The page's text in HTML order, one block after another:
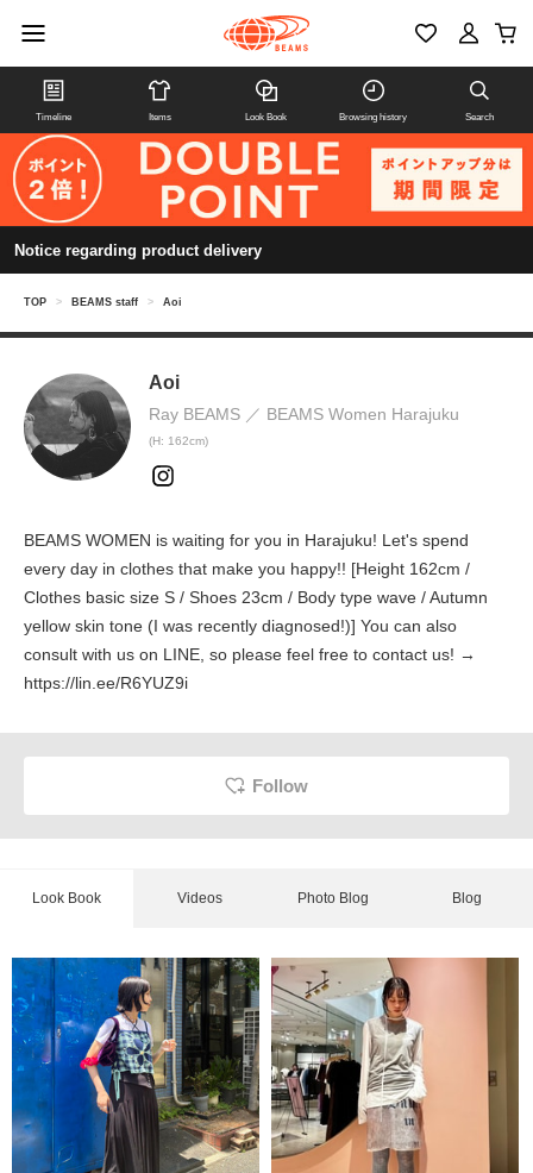
Timeline Items Look Book Browsing history Search
Notice regarding product delivery
TOP > BEAMS staff > Aoi
Aoi
Ray BEAMS BEAMS Women Harajuku
(H: 162cm)
BEAMS WOMEN is waiting for you in Harajuku! Let's spend
every day in clothes that make you happy!! [Height 162cm /
Clothes basic size S / Shoes 23cm / Body type wave / Autumn
yellow skin tone (I was recently diagnosed!)] You can also
consult with us on LINE, so please feel free to contact us! →
https://lin.ee/R6YUZ9i
Follow
Look Book Videos Photo Blog Blog